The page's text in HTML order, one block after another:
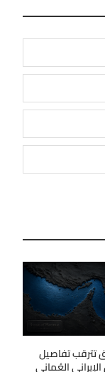
تترقب تفاصيل
الإيراني العُماني